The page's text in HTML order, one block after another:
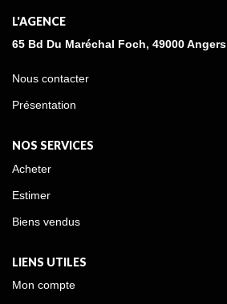
L'AGENCE
65 Bd Du Maréchal Foch, 49000 Angers
Nous contacter
Présentation
NOS SERVICES
Acheter
Estimer
Biens vendus
LIENS UTILES
Mon compte